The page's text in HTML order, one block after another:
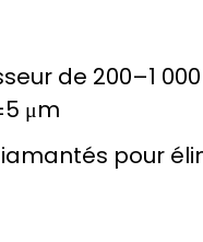
de 200–1
μm
pour